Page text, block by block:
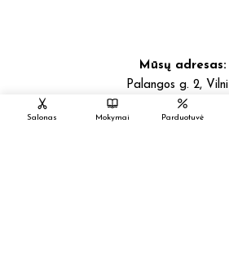
Salonas Mokymai Parduotuvė
Mūsų adresas:
Palangos g. 2,
LT-01117, Lietuva